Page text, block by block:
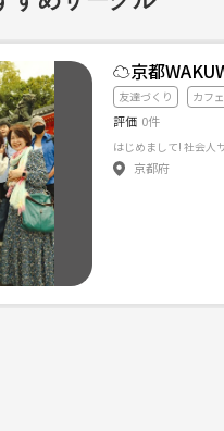
せん
☁️京都
友達づくり カフ
評価 0件
京都府